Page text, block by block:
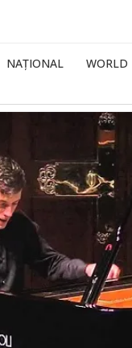
NAȚIONAL WORLD